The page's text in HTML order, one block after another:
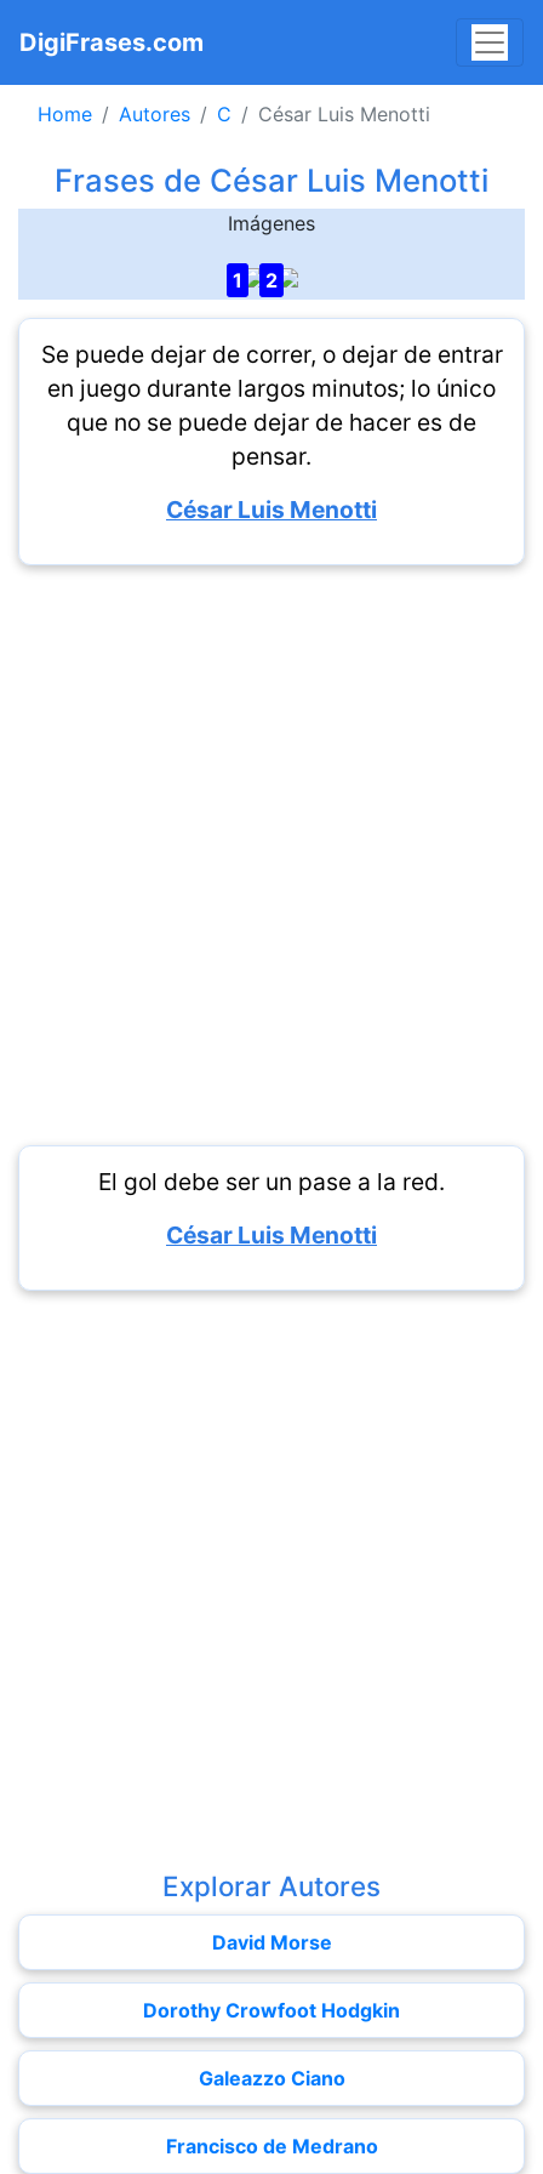
DigiFrases.com
Home Autores C César Luis Menotti
Frases de César Luis Menotti
Imágenes
1 2
Se puede dejar de correr, o dejar de entrar
en juego durante largos minutos; lo único
que no se puede dejar de hacer es de
pensar.
César Luis Menotti
El gol debe ser un pase a la red.
César Luis Menotti
Explorar Autores
David Morse
Dorothy Crowfoot Hodgkin
Galeazzo Ciano
Francisco de Medrano